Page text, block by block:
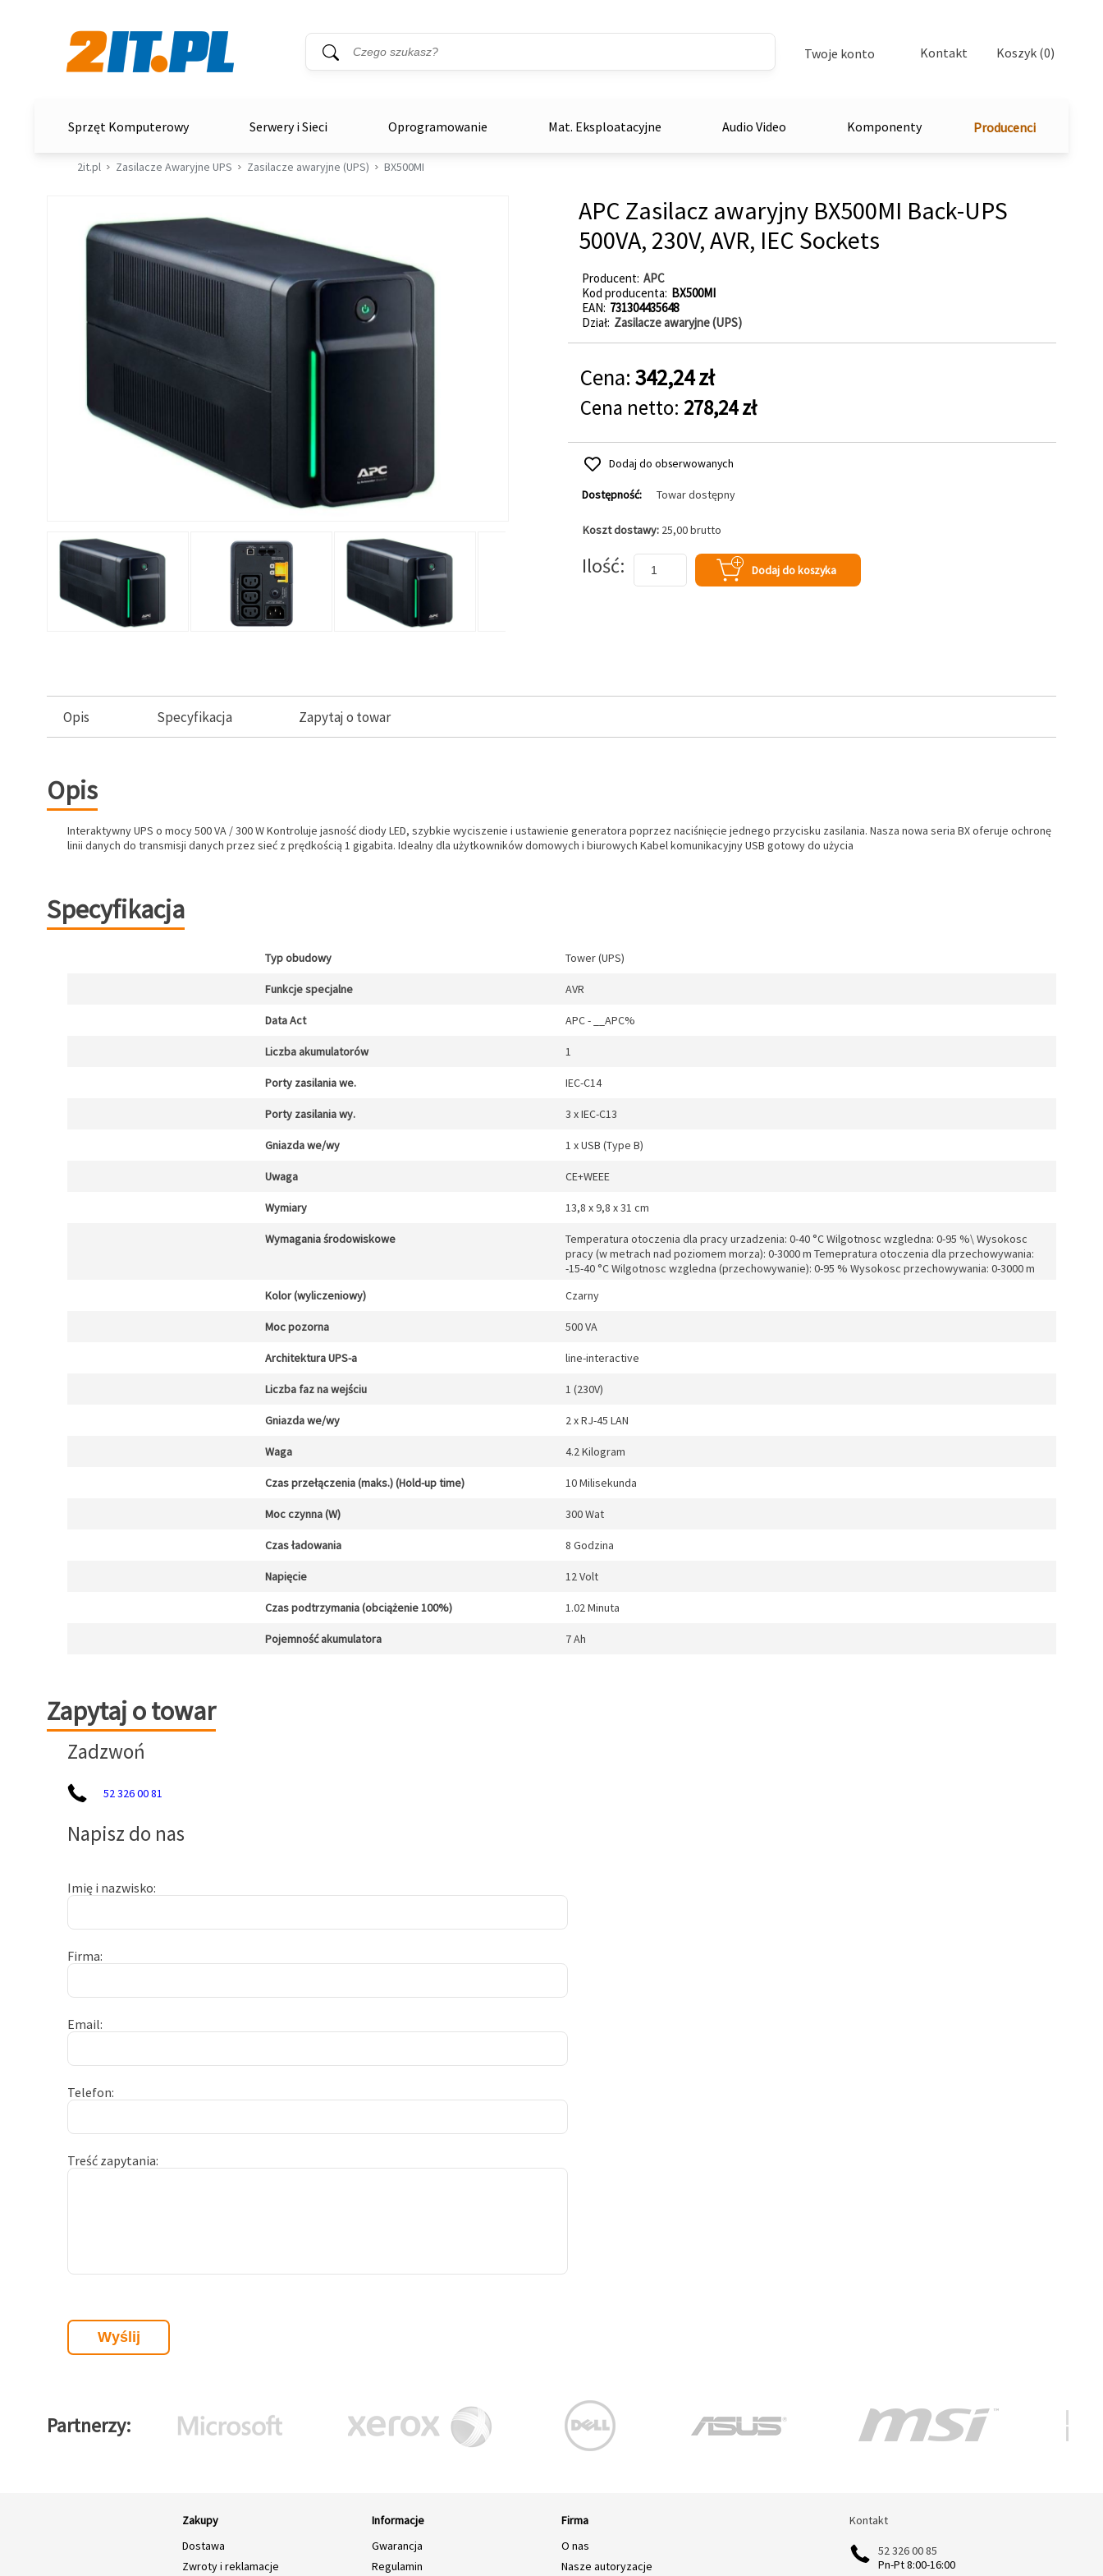
Wyszukiwarka
Słowo kluczowe
Twoje konto Kontakt Koszyk (0)
Sprzęt Komputerowy Serwery i Sieci Oprogramowanie Mat. Eksploatacyjne Audio Video Komponenty Producenci
2it.pl Zasilacze Awaryjne UPS Zasilacze awaryjne (UPS) BX500MI
APC Zasilacz awaryjny BX500MI Back-UPS
500VA, 230V, AVR, IEC Sockets
Producent APC
Kod producenta BX500MI
EAN 731304435648
Dział Zasilacze awaryjne (UPS)
Cena: 342,24 zł
Cena netto: 278,24 zł
Dodaj do obserwowanych
Dostępność: Towar dostępny
Koszt dostawy: 25,00 brutto
Ilość Dodaj do koszyka
Opis Specyfikacja Zapytaj o towar
Opis
Interaktywny UPS o mocy 500 VA / 300 W Kontroluje jasność diody LED, szybkie wyciszenie i ustawienie generatora poprzez naciśnięcie jednego przycisku zasilania. Nasza nowa seria BX oferuje ochronę
linii danych do transmisji danych przez sieć z prędkością 1 gigabita. Idealny dla użytkowników domowych i biurowych Kabel komunikacyjny USB gotowy do użycia
Specyfikacja
Typ obudowy Tower (UPS)
Funkcje specjalne AVR
Data Act APC - __APC%
Liczba akumulatorów 1
Porty zasilania we. IEC-C14
Porty zasilania wy. 3 x IEC-C13
Gniazda we/wy 1 x USB (Type B)
Uwaga CE+WEEE
Wymiary 13,8 x 9,8 x 31 cm
Wymagania środowiskowe
Temperatura otoczenia dla pracy urzadzenia: 0-40 °C Wilgotnosc wzgledna: 0-95 %\ Wysokosc
pracy (w metrach nad poziomem morza): 0-3000 m Temepratura otoczenia dla przechowywania:
-15-40 °C Wilgotnosc wzgledna (przechowywanie): 0-95 % Wysokosc przechowywania: 0-3000 m
Kolor (wyliczeniowy)
Czarny
Moc pozorna 500 VA
Architektura UPS-a line-interactive
Liczba faz na wejściu 1 (230V)
Gniazda we/wy 2 x RJ-45 LAN
Waga 4.2 Kilogram
Czas przełączenia (maks.) (Hold-up time) 10 Milisekunda
Moc czynna (W) 300 Wat
Czas ładowania 8 Godzina
Napięcie 12 Volt
Czas podtrzymania (obciążenie 100%) 1.02 Minuta
Pojemność akumulatora 7 Ah
Zapytaj o towar
Zapytaj o towar
Zadzwoń
52 326 00 81
Napisz do nas
Imię i nazwisko
Firma
Email
Telefon
Treść zapytania
Partnerzy
Zakupy
Dostawa
Zwroty i reklamacje
Informacje
Gwarancja
Regulamin
Firma
O nas
Nasze autoryzacje
Kontakt
Kontakt
52 326 00 85
Pn-Pt 8:00-16:00